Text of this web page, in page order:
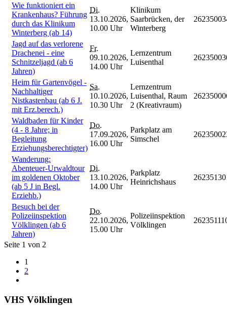
Wie funktioniert ein
Krankenhaus? Führung
durch das Klinikum
Winterberg (ab 14)
Di.
13.10.2026,
10.00 Uhr
Klinikum
Saarbrücken, der
Winterberg
Jagd auf das verlorene
Drachenei - eine
Schnitzeljagd (ab 6
Jahren)
Fr.
09.10.2026,
14.00 Uhr
Lernzentrum
Luisenthal
Heim für Gartenvögel -
Nachhaltiger
Nistkastenbau (ab 6 J.
mit Erz.berech.)
Sa.
10.10.2026,
10.30 Uhr
Lernzentrum
Luisenthal, Raum
2 (Kreativraum)
Waldbaden für Kinder
(4 - 8 Jahre; in
Begleitung
Erziehungsberechtigter)
Do.
17.09.2026,
16.00 Uhr
Parkplatz am
Simschel
Wanderung:
Abenteuer-Urwaldtour
im goldenen Oktober
(ab 5 J in Begl.
Erziehb.)
Di.
13.10.2026,
14.00 Uhr
Parkplatz
Heinrichshaus
Besuch bei der
Polizeiinspektion
Völklingen (ab 6
Jahren)
Do.
22.10.2026,
15.00 Uhr
Polizeiinspektion
Völklingen
Seite 1 von 2
1
2
VHS Völklingen